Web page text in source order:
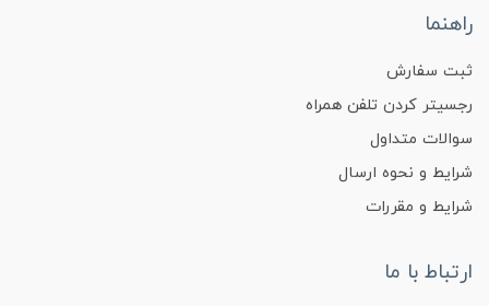
راهنما
ثبت سفارش
رجسیتر کردن تلفن همراه
سوالات متداول
شرایط و نحوه ارسال
شرایط و مقررات
ارتباط با ما